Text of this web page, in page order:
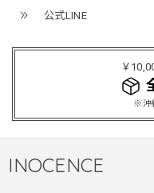
公式LINE
￥
※沖
レッドめちゃくちゃカ
てあまり他のお店で売
買って良かったです！
いです！当方160cm女
INOCENCE